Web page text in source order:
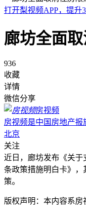
打开梨视频APP，提升
廊坊全面
936
收藏
详情
微信分享
房视频
房视频是中国房地产报
北京
关注
近日，廊坊发布《关
条政策措施明白卡》
策。
版权声明：本内容系